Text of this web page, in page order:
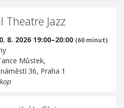
Theatre Jazz
8. 2026 19:00–20:00 (60 minut)
Můstek,
36, Praha 1